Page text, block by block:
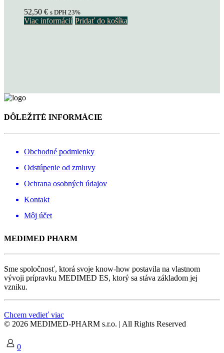
52,50 € s DPH 23%
Viac informácií Pridať do košíka
DÔLEŽITÉ INFORMÁCIE
Obchodné podmienky
Odstúpenie od zmluvy
Ochrana osobných údajov
Kontakt
Môj účet
MEDIMED PHARM
Sme spoločnosť, ktorá svoje know-how postavila na vlastnom
vývoji prípravku MEDIMED ES, ktorý sa stáva základom jej
vzniku.
Chcem vedieť viac
© 2026 MEDIMED-PHARM s.r.o. | All Rights Reserved
0